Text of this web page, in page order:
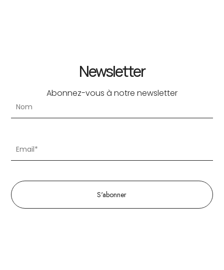
Newsletter
Abonnez-vous à notre newsletter
S'abonner